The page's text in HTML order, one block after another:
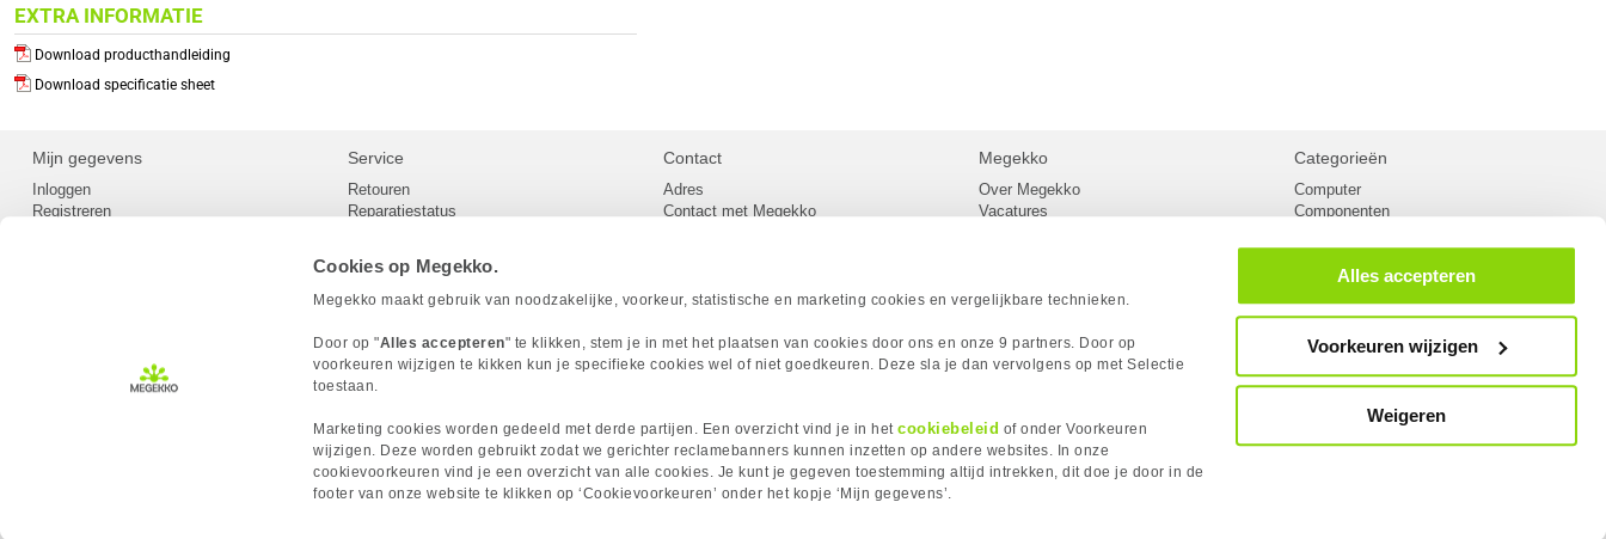
Cookies op Megekko.
Megekko maakt gebruik van noodzakelijke, voorkeur, statistische en marketing cookies en vergelijkbare technieken.
Door op "Alles accepteren" te klikken, stem je in met het plaatsen van cookies door ons en onze 9 partners. Door op
voorkeuren wijzigen te kikken kun je specifieke cookies wel of niet goedkeuren. Deze sla je dan vervolgens op met Selectie
toestaan.
Marketing cookies worden gedeeld met derde partijen. Een overzicht vind je in hetcookiebeleid of onder Voorkeuren
wijzigen. Deze worden gebruikt zodat we gerichter reclamebanners kunnen inzetten op andere websites. In onze
cookievoorkeuren vind je een overzicht van alle cookies. Je kunt je gegeven toestemming altijd intrekken, dit doe je door in de
footer van onze website te klikken op ‘Cookievoorkeuren’ onder het kopje ‘Mijn gegevens’.
Alles accepteren
Voorkeuren wijzigen
Weigeren
EXTRA INFORMATIE
Download producthandleiding
Download specificatie sheet
Mijn gegevens
Inloggen
Registreren
Service
Retouren
Reparatiestatus
Herroepingsrecht
Betaalmethoden
Megekko builds
Toegankelijkheid
Contact
Adres
Contact met Megekko
Megekko
Over Megekko
Vacatures
Sitemap
Acties
Megekko Academy
Megekko Forum
Megekko Golden Case Badge
Categorieën
Computer
Componenten
Kabels
Netwerk
Gaming laptops
PC Systemen
Megekko fanshop